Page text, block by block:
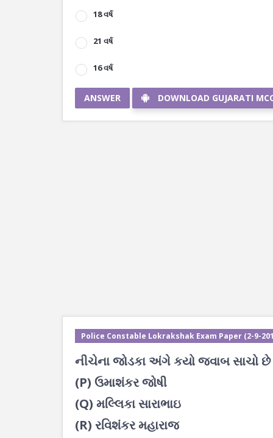
18 વર્ષ
21 વર્ષ
16 વર્ષ
ANSWER DOWNLOAD GUJARATI
Police Constable Lokrakshak Exam Paper (2-9-
નીચેના જોડકા અંગે કયો જવાબ સાચો છે
(P) ઉમાશંકર જોષી
(Q) મલ્લિકા સારાભાઇ
(R) રવિશંકર મહારાજ